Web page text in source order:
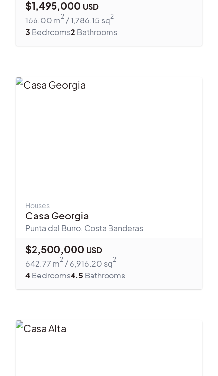
$1,495,000 USD
166.00 m2 /1,786.15 sq2
3 Bedrooms2 Bathrooms
Houses
Casa Georgia
Punta del Burro, Costa Banderas
$2,500,000 USD
642.77 m2 /6,916.20 sq2
4Bedrooms4.5 Bathrooms